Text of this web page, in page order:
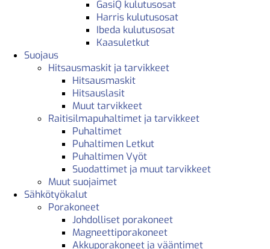
GasiQ kulutusosat
Harris kulutusosat
Ibeda kulutusosat
Kaasuletkut
Suojaus
Hitsausmaskit ja tarvikkeet
Hitsausmaskit
Hitsauslasit
Muut tarvikkeet
Raitisilmapuhaltimet ja tarvikkeet
Puhaltimet
Puhaltimen Letkut
Puhaltimen Vyöt
Suodattimet ja muut tarvikkeet
Muut suojaimet
Sähkötyökalut
Porakoneet
Johdolliset porakoneet
Magneettiporakoneet
Akkuporakoneet ja vääntimet